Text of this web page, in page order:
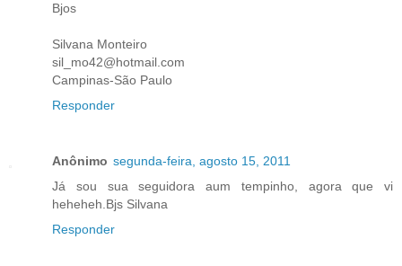
Bjos
Silvana Monteiro
sil_mo42@hotmail.com
Campinas-São Paulo
Responder
Anônimo segunda-feira, agosto 15, 2011
Já sou sua seguidora aum tempinho, agora que vi
heheheh.Bjs Silvana
Responder